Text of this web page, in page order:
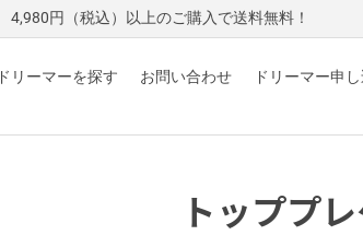
4,980円（税込）以上のご購入で送料無料！
ドリーマーを探す お問い合わせ ドリーマー申
トッププ